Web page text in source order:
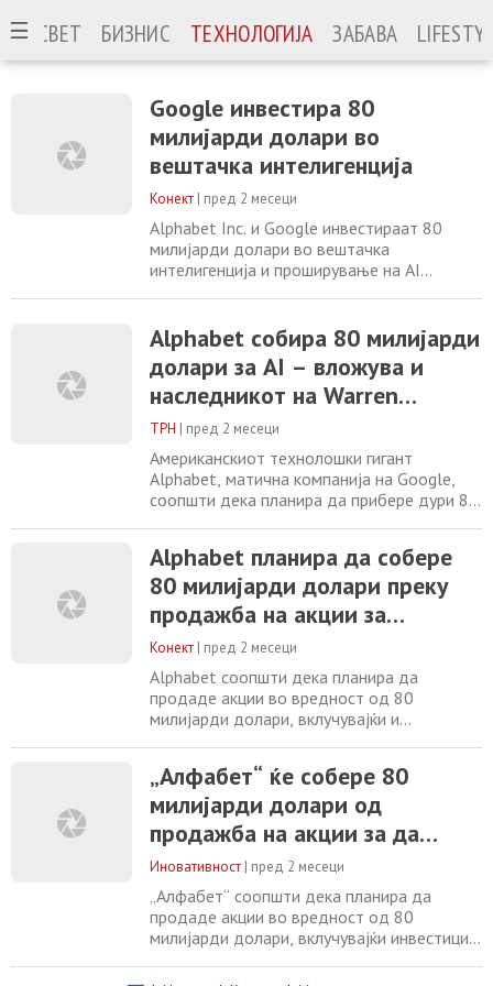
СВЕТ БИЗНИС ТЕХНОЛОГИЈА ЗАБАВА
Google инвестира 80
милијарди долари во
вештачка интелигенција
Конект | пред 2 месеци
Alphabet Inc. и Google инвестираат 80
милијарди долари во вештачка
интелигенција и проширување на AI
Alphabet и Google официјално го најавија
планот за обезбедување дури 80
милијарди долари, кои директно ќе бидат
инвестирани во проширување и скалирање
Alphabet собира 80 милијарди
долари за AI – вложува и
наследникот на Warren
Buffett
ТРН | пред 2 месеци
Американскиот технолошки гигант
Alphabet, матична компанија на Google,
соопшти дека планира да прибере дури 80
на инфраструктура за вештачка
интелигенција (AI). Во официјалното
соопштение на компанијата се наведува
дека собраните средства ќе се користат за
„општи корпоративни
Alphabet планира да собере
80 милијарди долари преку
продажба на акции за
финансирање на изградба на
AI
Конект | пред 2 месеци
Alphabet соопшти дека планира да
продаде акции во вредност од 80
милијарди долари, вклучувајќи и
износ од 10 милијарди долари. Матичната
компанија на Google изјави дека
капиталот ќе „ги финансира инвестициите
во нејзината светски позната компјутерска
инфраструктура за вештачка интелигенција
со цел да се задоволи
„Алфабет“ ќе собере 80
милијарди долари од
продажба на акции за да
инвестира во инфраструктура
за ВИ
Иновативност | пред 2 месеци
„Алфабет“ соопшти дека планира да
продаде акции во вредност од 80
милијарди долари, вклучувајќи инвестиција
Хатавеј“. Матичната компанија на „Гугл“